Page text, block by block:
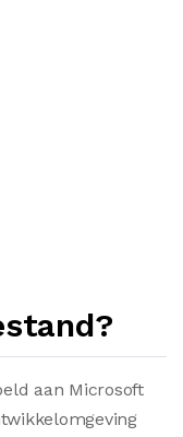
aan Microsoft